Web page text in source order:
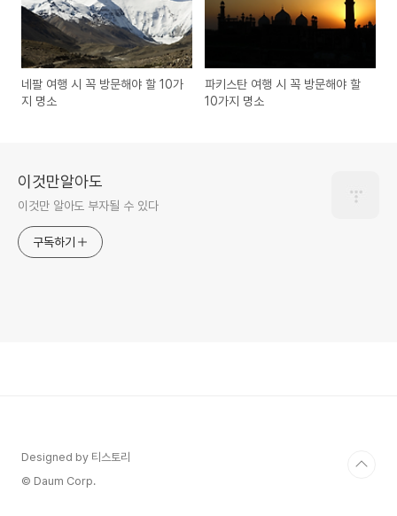
네팔 여행 시 꼭 방문해야 할 10가
지 명소
파키스탄 여행 시 꼭 방문해야 할
10가지 명소
이것만알아도
이것만 알아도 부자될 수 있다
구독하기
Designed by 티스토리
© Daum Corp.